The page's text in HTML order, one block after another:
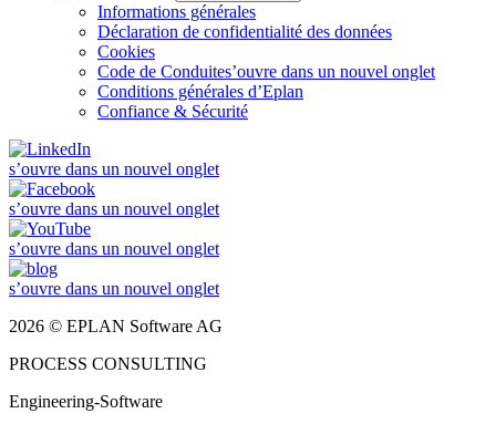
Informations générales
Déclaration de confidentialité des données
Cookies
Code de Conduites’ouvre dans un nouvel onglet
Conditions générales d’Eplan
Confiance & Sécurité
s’ouvre dans un nouvel onglet
s’ouvre dans un nouvel onglet
s’ouvre dans un nouvel onglet
s’ouvre dans un nouvel onglet
2026 © EPLAN Software AG
PROCESS CONSULTING
Engineering-Software